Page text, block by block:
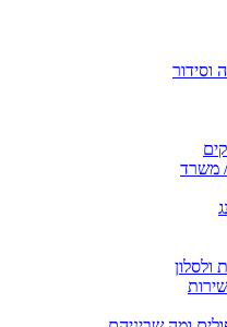
וסידור
משרד
ולסלון